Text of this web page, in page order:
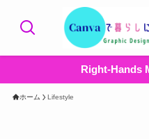
Right-Hands
ホーム Lifestyle